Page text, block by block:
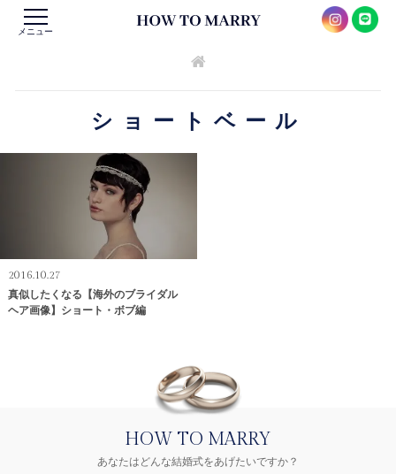
メニュー
ショートベール
2016.10.27
真似したくなる【海外のブライダル
ヘア画像】ショート・ボブ編
HOW TO MARRY
あなたはどんな結婚式をあげたいですか？